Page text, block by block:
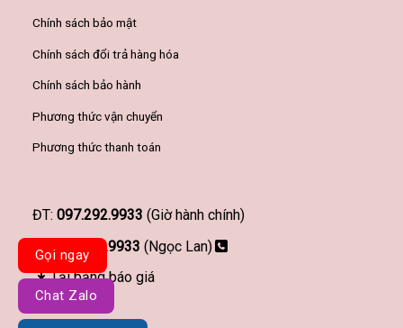
Chính sách bảo mật
Chính sách đổi trả hàng hóa
Chính sách bảo hành
Phương thức vận chuyển
Phương thức thanh toán
ĐT: 097.292.9933 (Giờ hành chính)
097.292.9933 (Ngọc Lan)
Tải bảng báo giá
Gọi ngay
Chat Zalo